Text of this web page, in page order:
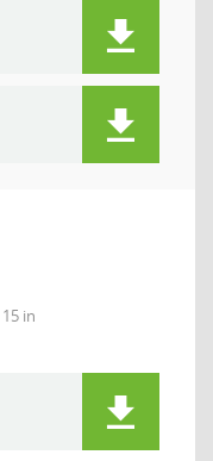
in